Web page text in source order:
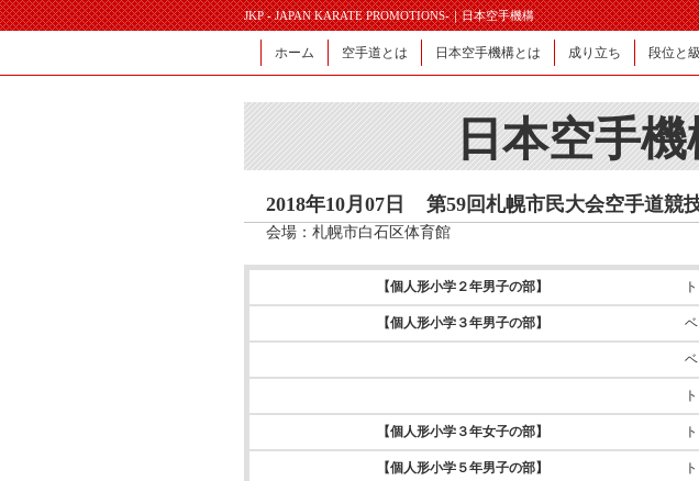
JKP - JAPAN KARATE PROMOTIONS-｜日本空手機構
ホーム 空手道とは 日本空手機構とは 成り立ち 段位と
日本空手
2018年10月07日 第59回札幌市民大会空手道競
会場：札幌市白石区体育館
【個人形小学２年男子の部】
【個人形小学３年男子の部】
【個人形小学３年女子の部】
【個人形小学５年男子の部】